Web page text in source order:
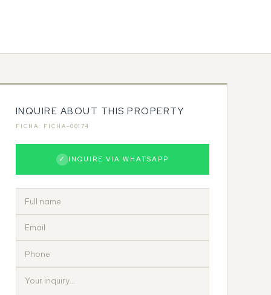
INQUIRE ABOUT THIS PROPERTY
FICHA: FICHA-00174
✓ INQUIRE VIA WHATSAPP